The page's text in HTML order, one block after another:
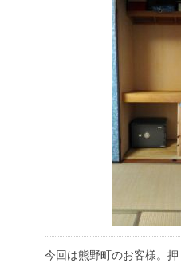
今回は熊野町のお客様。